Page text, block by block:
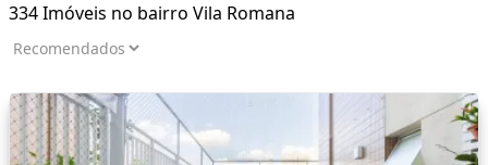
334 Imóveis no bairro Vila Romana